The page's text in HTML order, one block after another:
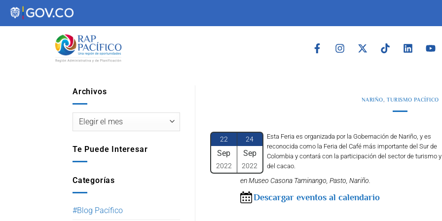
contenido
Archivos
Te Puede Interesar
Categorías
#Blog Pacífico
NARIÑO,TURISMO PACÍFICO
22
Sep
2022
24
Sep
2022
Esta Feria es organizada por la Gobernación de Nariño, y es
reconocida como la Feria del Café más importante del Sur de
Colombia y contará con la participación del sector de turismo y
del cacao.
en Museo Casona Taminango, Pasto, Nariño.
Descargar eventos al calendario